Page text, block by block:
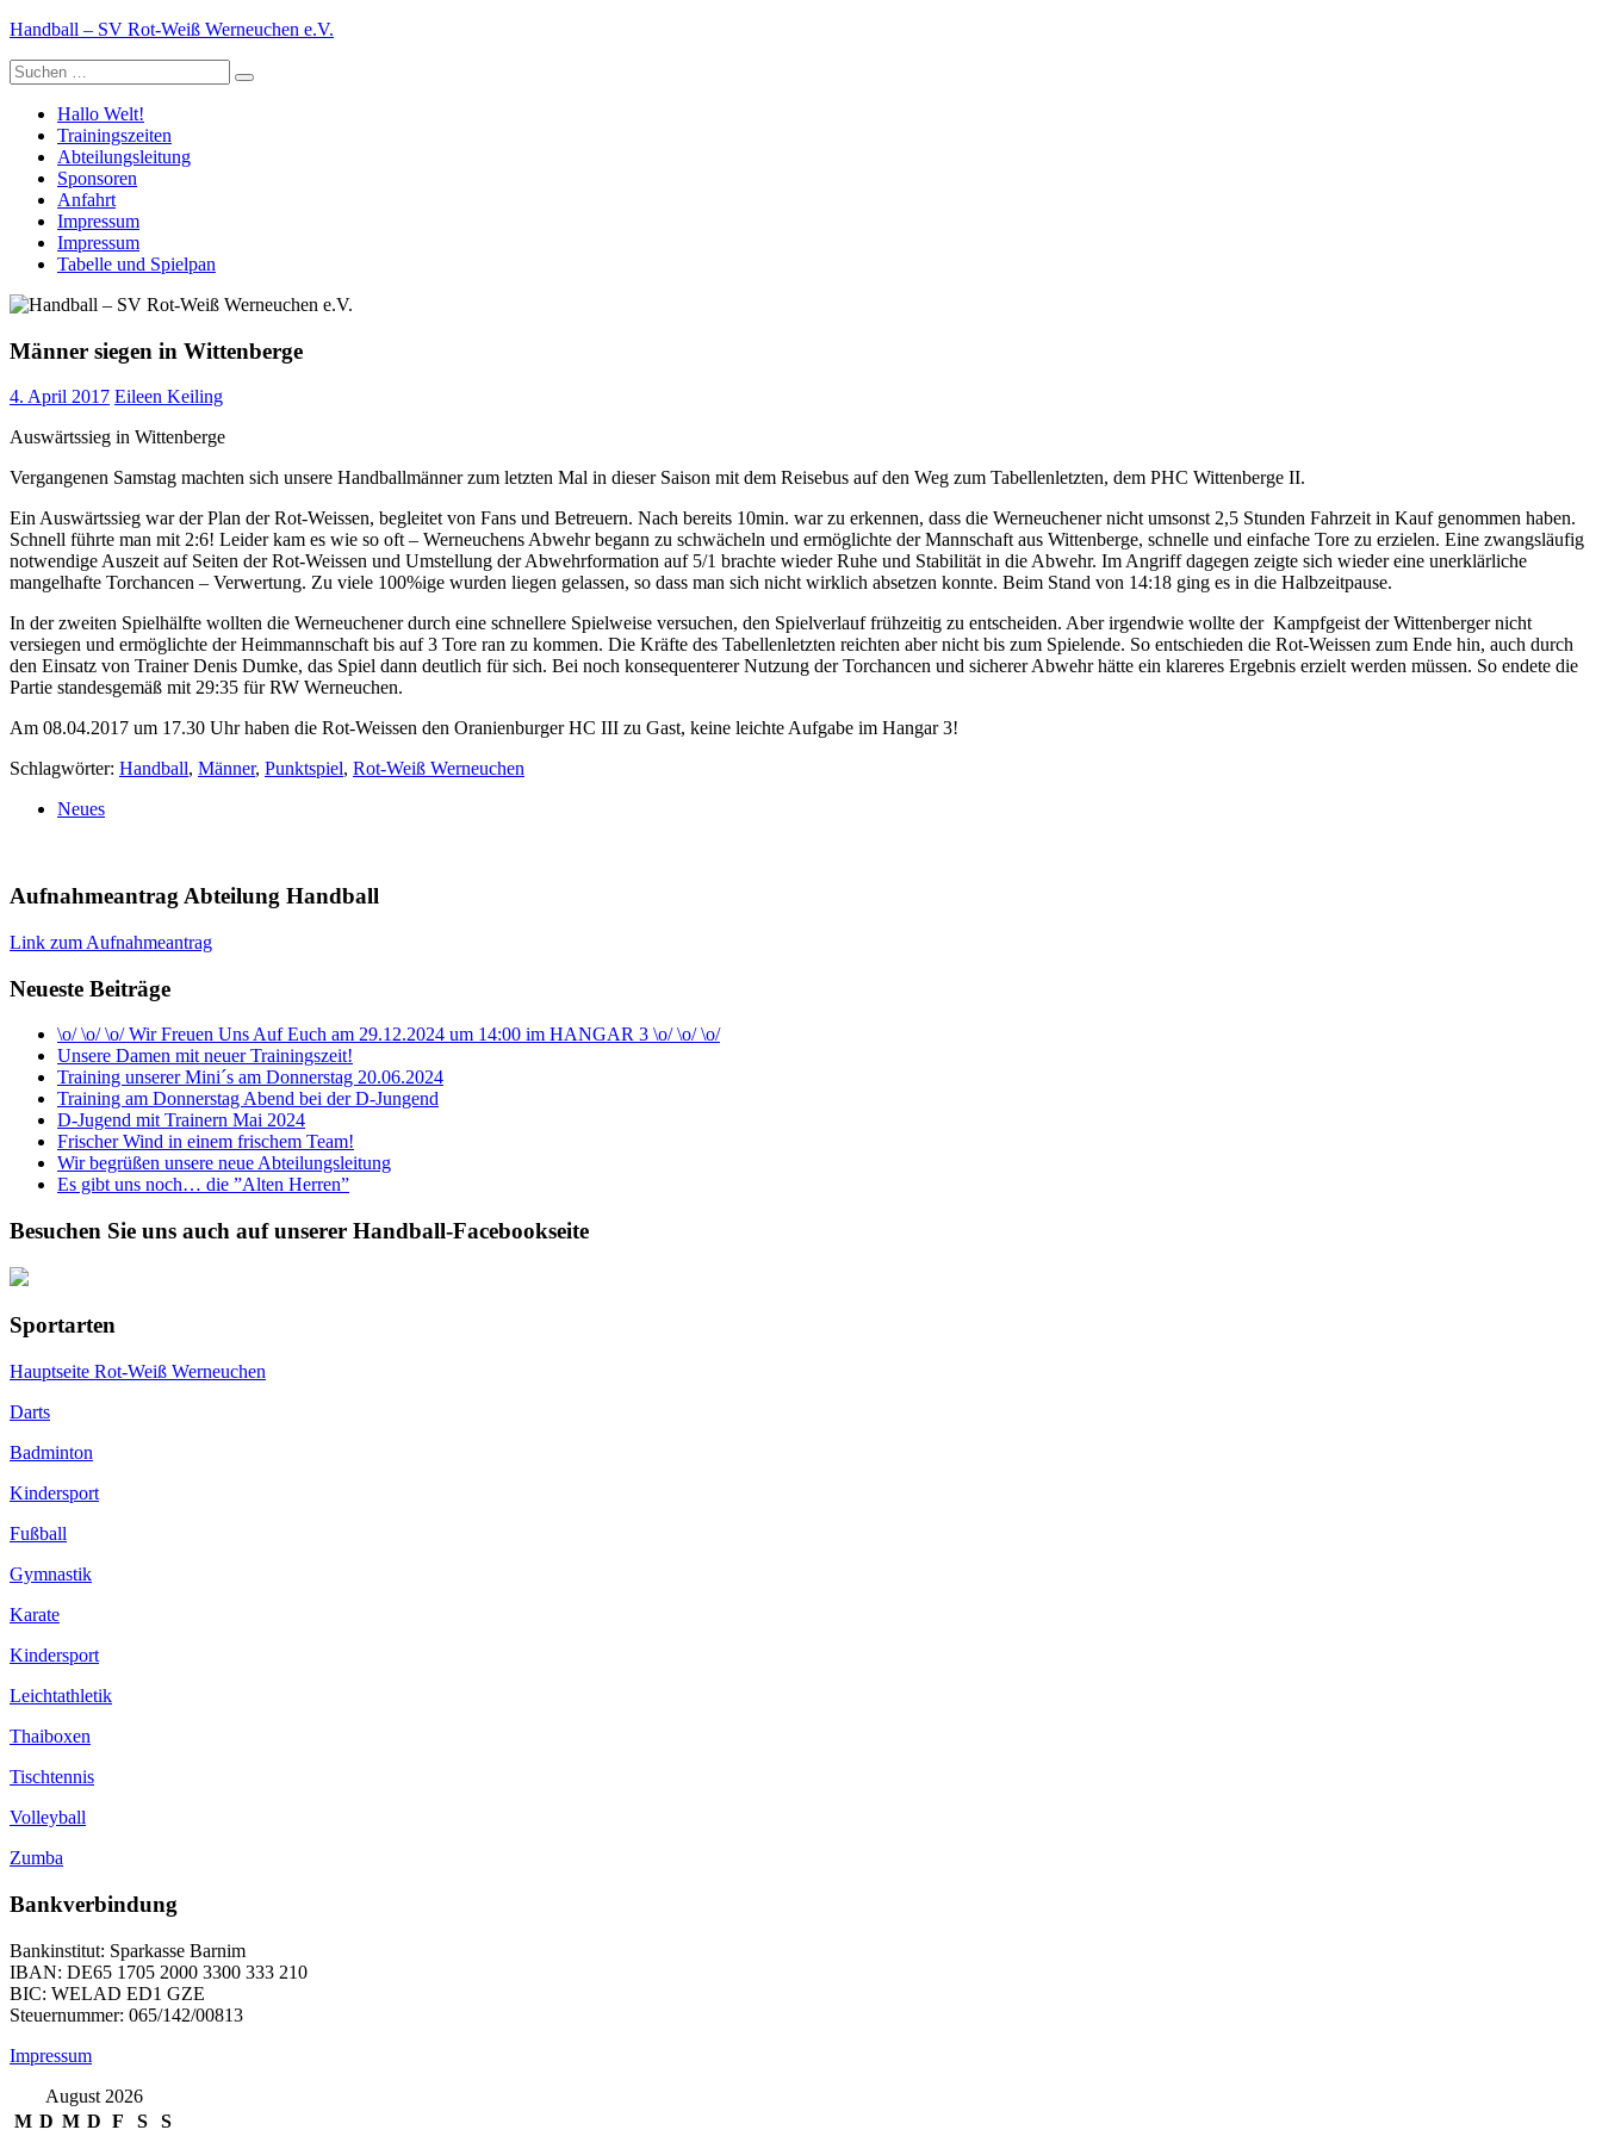
Zum
springen
Handball – SV Rot-Weiß Werneuchen e.V.
Suche
nach:
Hallo Welt!
Trainingszeiten
Abteilungsleitung
Sponsoren
Anfahrt
Impressum
Impressum
Tabelle und Spielpan
Männer siegen in Wittenberge
4. April 2017 Eileen Keiling
Auswärtssieg in Wittenberge
Vergangenen Samstag machten sich unsere Handballmänner zum letzten Mal in dieser Saison mit dem Reisebus auf den Weg zum Tabellenletzten, dem PHC Wittenberge II.
Ein Auswärtssieg war der Plan der Rot-Weissen, begleitet von Fans und Betreuern. Nach bereits 10min. war zu erkennen, dass die Werneuchener nicht umsonst 2,5 Stunden Fahrzeit in Kauf genommen haben.
Schnell führte man mit 2:6! Leider kam es wie so oft – Werneuchens Abwehr begann zu schwächeln und ermöglichte der Mannschaft aus Wittenberge, schnelle und einfache Tore zu erzielen. Eine zwangsläufig
notwendige Auszeit auf Seiten der Rot-Weissen und Umstellung der Abwehrformation auf 5/1 brachte wieder Ruhe und Stabilität in die Abwehr. Im Angriff dagegen zeigte sich wieder eine unerklärliche
mangelhafte Torchancen – Verwertung. Zu viele 100%ige wurden liegen gelassen, so dass man sich nicht wirklich absetzen konnte. Beim Stand von 14:18 ging es in die Halbzeitpause.
In der zweiten Spielhälfte wollten die Werneuchener durch eine schnellere Spielweise versuchen, den Spielverlauf frühzeitig zu entscheiden. Aber irgendwie wollte der Kampfgeist der Wittenberger nicht
versiegen und ermöglichte der Heimmannschaft bis auf 3 Tore ran zu kommen. Die Kräfte des Tabellenletzten reichten aber nicht bis zum Spielende. So entschieden die Rot-Weissen zum Ende hin, auch durch
den Einsatz von Trainer Denis Dumke, das Spiel dann deutlich für sich. Bei noch konsequenterer Nutzung der Torchancen und sicherer Abwehr hätte ein klareres Ergebnis erzielt werden müssen. So endete die
Partie standesgemäß mit 29:35 für RW Werneuchen.
Am 08.04.2017 um 17.30 Uhr haben die Rot-Weissen den Oranienburger HC III zu Gast, keine leichte Aufgabe im Hangar 3!
Schlagwörter: Handball, Männer, Punktspiel, Rot-Weiß Werneuchen
Neues
Aufnahmeantrag Abteilung Handball
Link zum Aufnahmeantrag
Neueste Beiträge
\o/ \o/ \o/ Wir Freuen Uns Auf Euch am 29.12.2024 um 14:00 im HANGAR 3 \o/ \o/ \o/
Unsere Damen mit neuer Trainingszeit!
Training unserer Mini´s am Donnerstag 20.06.2024
Training am Donnerstag Abend bei der D-Jungend
D-Jugend mit Trainern Mai 2024
Frischer Wind in einem frischem Team!
Wir begrüßen unsere neue Abteilungsleitung
Es gibt uns noch… die ”Alten Herren”
Besuchen Sie uns auch auf unserer Handball-Facebookseite
Sportarten
Hauptseite Rot-Weiß Werneuchen
Darts
Badminton
Kindersport
Fußball
Gymnastik
Karate
Kindersport
Leichtathletik
Thaiboxen
Tischtennis
Volleyball
Zumba
Bankverbindung
Bankinstitut: Sparkasse Barnim
IBAN: DE65 1705 2000 3300 333 210
BIC: WELAD ED1 GZE
Steuernummer: 065/142/00813
Impressum
August 2026
M D M D F S S